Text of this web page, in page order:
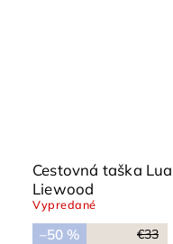
Cestovná taška
Liewood
Vypredané
€33
–50 %